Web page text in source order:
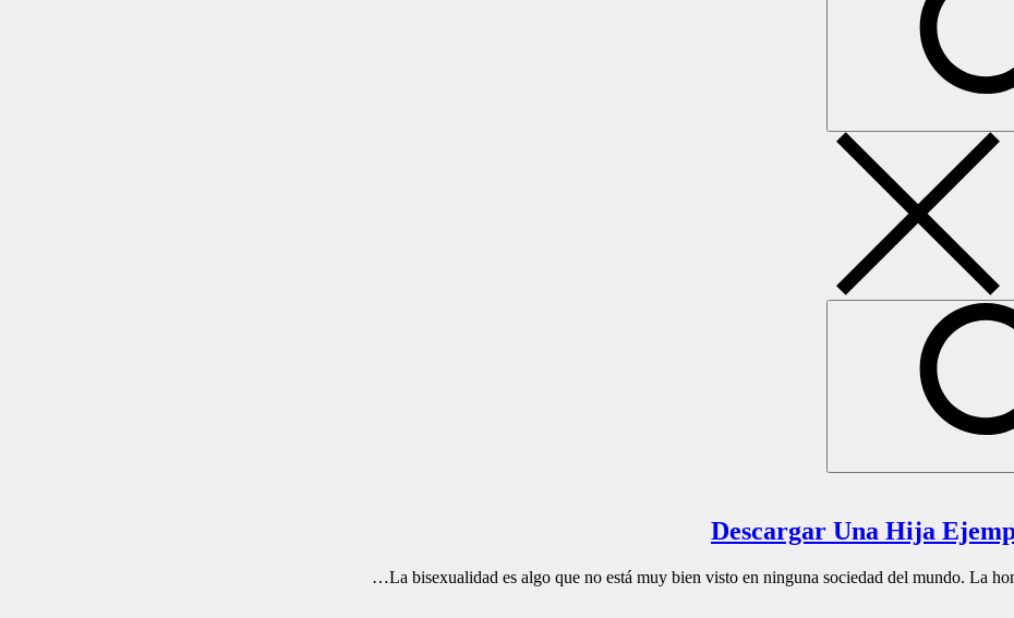
La bisexualidad es algo que no está muy bien visto en ninguna sociedad del mundo. La